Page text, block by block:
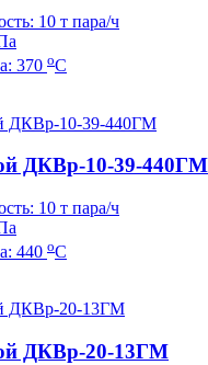
10 т пара/ч
370 оС
ДКВр-10-39-440ГМ
10 т пара/ч
440 оС
ДКВр-20-13ГМ